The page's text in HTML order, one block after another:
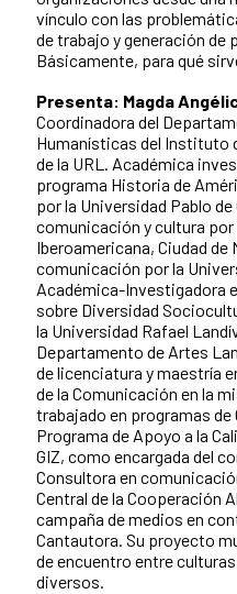
vínculo con las
de trabajo y generación de
Básicamente, para qué
Presenta: Magda
Coordinadora del
Humanísticas del Instituto
de la URL. Académica
programa Historia de
por la Universidad Pablo
comunicación y cultura por
Iberoamericana, Ciudad de
comunicación por la
Académica-Investigadora
sobre Diversidad
la Universidad Rafael
Departamento de Artes
de licenciatura y maestría
de la Comunicación en la
trabajado en programas
Programa de Apoyo a la
GIZ, como encargada del
Consultora en
Central de la Cooperación
campaña de medios en
Cantautora. Su proyecto
de encuentro entre
diversos.